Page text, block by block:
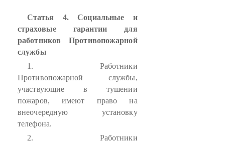
Статья 4. Социальные и
страховые гарантии для
работников Противопожарной
службы
1. Работники
Противопожарной службы,
участвующие в тушении
пожаров, имеют право на
внеочередную установку
телефона.
2. Работники